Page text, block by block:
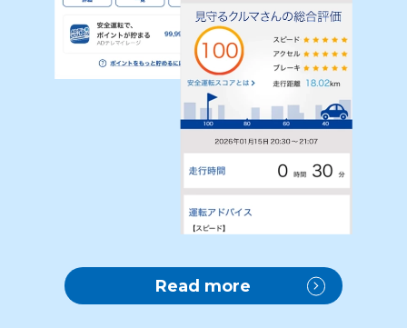
Read more